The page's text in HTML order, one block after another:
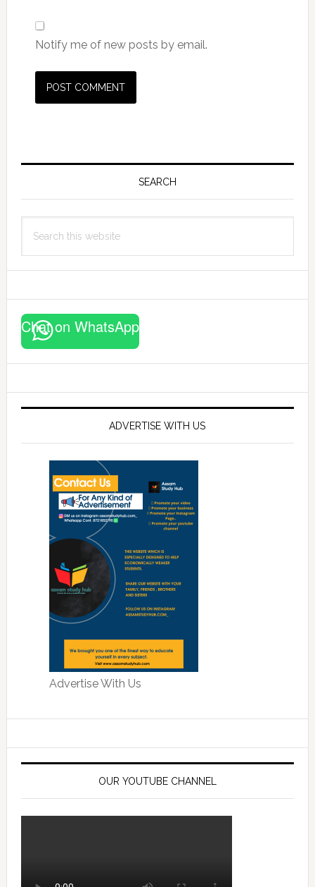
Notify me of new posts by email.
Primary
SEARCH
this
Chat on WhatsApp
ADVERTISE WITH US
Advertise With Us
OUR YOUTUBE CHANNEL